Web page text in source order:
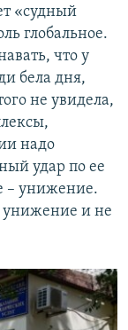
«судный
глобальное.
что у
бела дня,
не увидела,
надо
удар по ее
– унижение.
унижение и не